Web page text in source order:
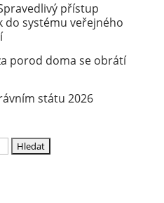
přístup
systému veřejného
porod doma se obrátí
státu 2026